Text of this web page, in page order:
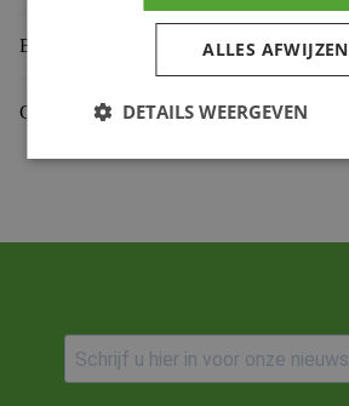
Beoordelingen (0)
Gekoppelde Motoren
ALLES AFWIJZEN
DETAILS WEERGEVEN